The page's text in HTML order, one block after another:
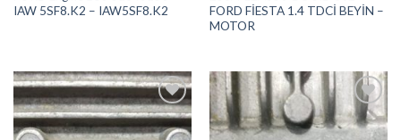
IAW 5SF8.K2 – IAW5SF8.K2
FORD FİESTA 1.4 TDCİ BEYİN –
MOTOR